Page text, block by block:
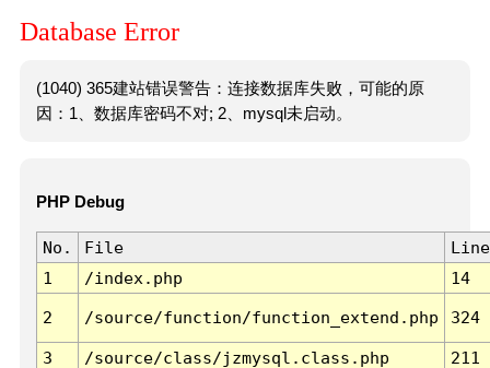
Database Error
(1040) 365建站错误警告：连接数据库失败，可能的原
因：1、数据库密码不对; 2、mysql未启动。
PHP Debug
No. File
Line
1
/index.php 14
2 /source/function/function_extend.php 324
3 /source/class/jzmysql.class.php
211